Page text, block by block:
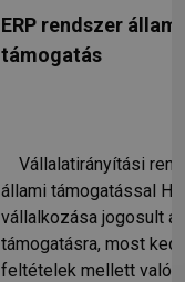
ERP rendszer állami
támogatás
Vállalatirányítási
állami támogatással Ha
vállalkozása jogosult
támogatásra, most
feltételek mellett